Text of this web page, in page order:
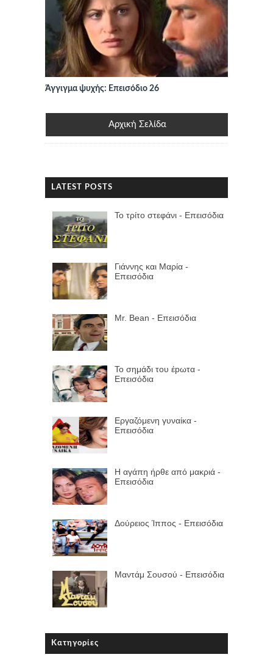
Άγγιγμα ψυχής: Επεισόδιο 26
Αρχική Σελίδα
LATEST POSTS
Το τρίτο στεφάνι - Επεισόδια
Γιάννης και Μαρία -
Επεισόδια
Mr. Bean - Επεισόδια
Το σημάδι του έpωτα -
Επεισόδια
Εργαζόμενη γυναίκα -
Επεισόδια
Η αγάπη ήρθε από μακριά -
Επεισόδια
Δούρειος Ίππος - Επεισόδια
Μαντάμ Σουσού - Επεισόδια
Κατηγορίες